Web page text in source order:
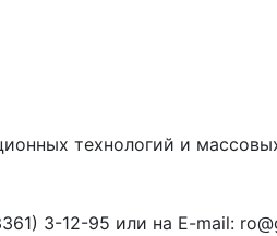
технологий и
3-12-95 или на E-mail: